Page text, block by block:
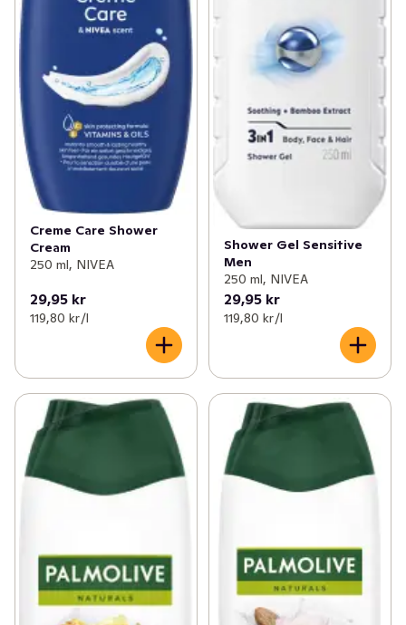
Creme Care Shower
Cream
250 ml, NIVEA
29,95 kr
119,80 kr /l
Shower Gel Sensitive
Men
250 ml, NIVEA
29,95 kr
119,80 kr /l